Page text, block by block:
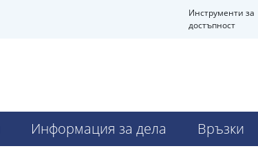
Инструменти за
достъпност
Информация за дела Връзки